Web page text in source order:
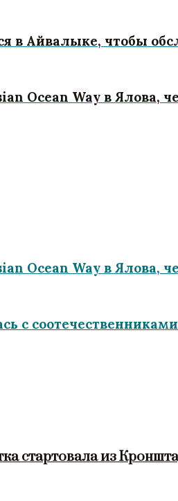
в Айвалыке, чтобы
Ocean Way в Ялова,
Ocean Way в Ялова,
с
стартовала из